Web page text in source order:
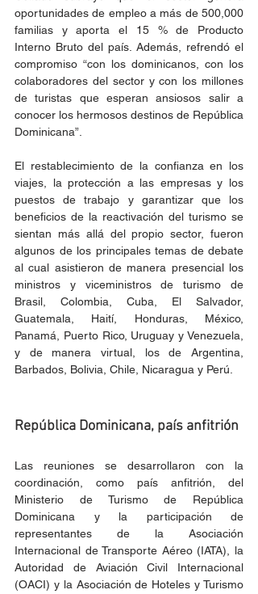
oportunidades de empleo a más de 500,000
familias y aporta el 15 % de Producto
Interno Bruto del país. Además, refrendó el
compromiso “con los dominicanos, con los
colaboradores del sector y con los millones
de turistas que esperan ansiosos salir a
conocer los hermosos destinos de República
Dominicana”.
El restablecimiento de la confianza en los
viajes, la protección a las empresas y los
puestos de trabajo y garantizar que los
beneficios de la reactivación del turismo se
sientan más allá del propio sector, fueron
algunos de los principales temas de debate
al cual asistieron de manera presencial los
ministros y viceministros de turismo de
Brasil, Colombia, Cuba, El Salvador,
Guatemala, Haití, Honduras, México,
Panamá, Puerto Rico, Uruguay y Venezuela,
y de manera virtual, los de Argentina,
Barbados, Bolivia, Chile, Nicaragua y Perú.
República Dominicana, país anfitrión
Las reuniones se desarrollaron con la
coordinación, como país anfitrión, del
Ministerio de Turismo de República
Dominicana y la participación de
representantes de la Asociación
Internacional de Transporte Aéreo (IATA), la
Autoridad de Aviación Civil Internacional
(OACI) y la Asociación de Hoteles y Turismo